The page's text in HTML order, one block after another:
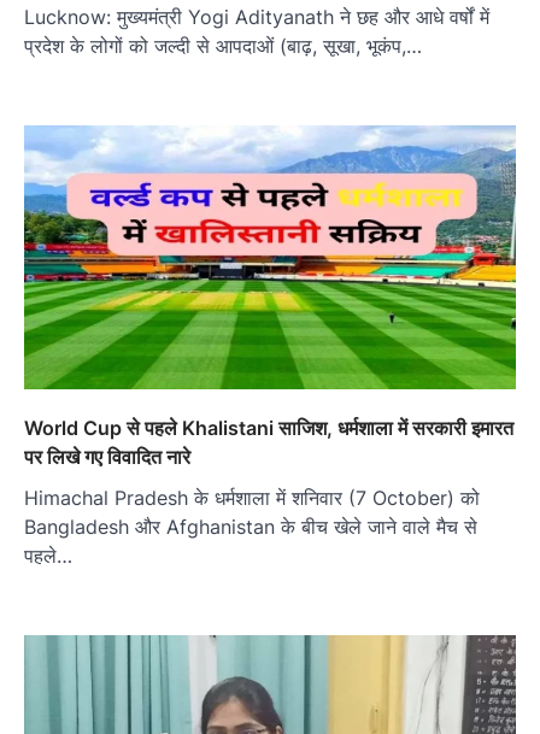
Lucknow: मुख्यमंत्री Yogi Adityanath ने छह और आधे वर्षों में
प्रदेश के लोगों को जल्दी से आपदाओं (बाढ़, सूखा, भूकंप,…
World Cup से पहले Khalistani साजिश, धर्मशाला में सरकारी इमारत
पर लिखे गए विवादित नारे
Himachal Pradesh के धर्मशाला में शनिवार (7 October) को
Bangladesh और Afghanistan के बीच खेले जाने वाले मैच से
पहले…